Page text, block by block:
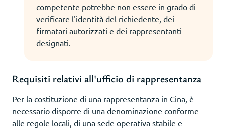
competente potrebbe non essere in grado di
verificare l'identità del richiedente, dei
firmatari autorizzati e dei rappresentanti
designati.
Requisiti relativi all'ufficio di rappresentanza
Per la costituzione di una rappresentanza in Cina, è
necessario disporre di una denominazione conforme
alle regole locali, di una sede operativa stabile e